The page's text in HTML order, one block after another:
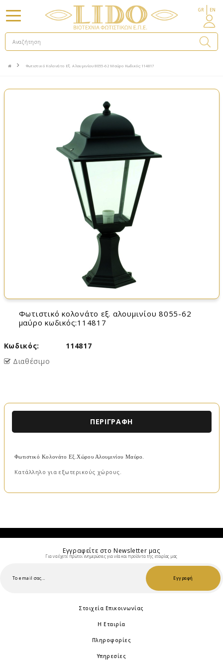
GR EN
Φωτιστικό Κολονάτο Εξ. Αλουμινίου 8055-62 Μαύρο Κωδικός:114817
φωτιστικό κολονάτο εξ. αλουμινίου 8055-62
μαύρο κωδικός:114817
Κωδικός:
114817
Διαθέσιμο
ΠΕΡΙΓΡΑΦΉ
Φωτιστικό Κολονάτο Εξ.Xώρου Αλουμινίου Μαύρο.
Κατάλληλo για εξωτερικούς χώρους.
Εγγραφείτε στο Νewsletter μας
Για να έχετε πρώτοι ενημερώσεις για νέα και προίόντα της εταιρίας μας
Εγγραφή
Στοιχεία Επικοινωνίας
Η Εταιρία
Πληροφορίες
Υπηρεσίες